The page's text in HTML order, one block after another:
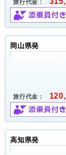
旅行代金：
岡山県発
旅行代金：
高知県発